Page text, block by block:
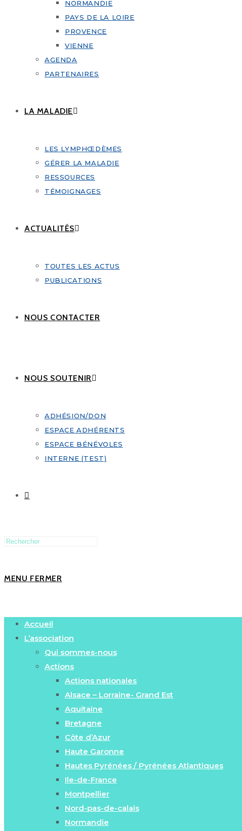
NORMANDIE
PAYS DE LA LOIRE
PROVENCE
VIENNE
AGENDA
PARTENAIRES
LA MALADIE
LES LYMPHŒDÈMES
GÉRER LA MALADIE
RESSOURCES
TÉMOIGNAGES
ACTUALITÉS
TOUTES LES ACTUS
PUBLICATIONS
NOUS CONTACTER
NOUS SOUTENIR
ADHÉSION/DON
ESPACE ADHÉRENTS
ESPACE BÉNÉVOLES
INTERNE (TEST)
MENU FERMER
Accueil
L’association
Qui sommes-nous
Actions
Actions nationales
Alsace – Lorraine- Grand Est
Aquitaine
Bretagne
Côte d’Azur
Haute Garonne
Hautes Pyrénées / Pyrénées Atlantiques
Ile-de-France
Montpellier
Nord-pas-de-calais
Normandie